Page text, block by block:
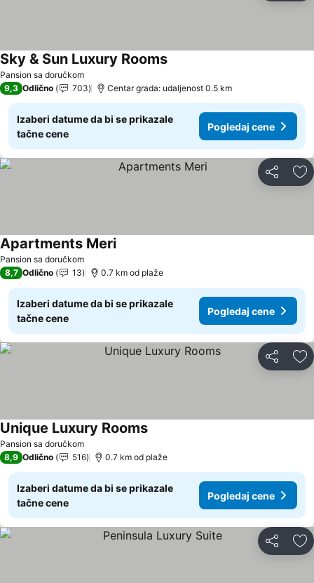
Pansion sa doručkom
Sky & Sun Luxury RoomsPogledaj cene
9,3 Odlično 703 Centar grada: udaljenost 0.5 km
Izaberi datume da bi se prikazale
tačne cene
Pogledaj cene
Deli
Pansion sa doručkom
Apartments MeriPogledaj cene
8,7 Odlično 13 0.7 km od plaže
Izaberi datume da bi se prikazale
tačne cene
Pogledaj cene
Deli
Pansion sa doručkom
Unique Luxury RoomsPogledaj cene
8,9 Odlično 516 0.7 km od plaže
Izaberi datume da bi se prikazale
tačne cene
Pogledaj cene
Deli